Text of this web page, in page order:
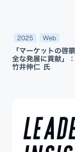
2025 Web
「マーケットの啓
全な発展に貢献
竹井伸仁 氏